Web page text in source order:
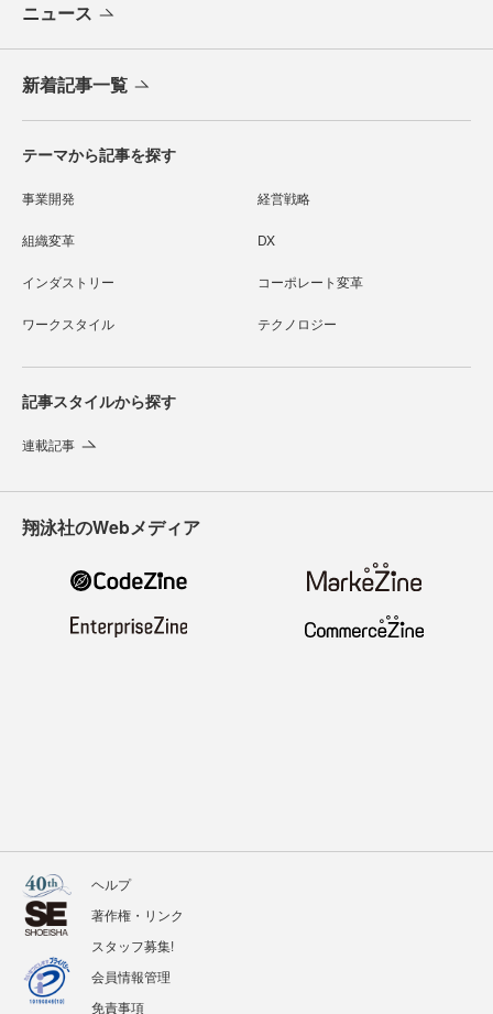
ニュース
新着記事一覧
テーマから記事を探す
事業開発 経営戦略
組織変革 DX
インダストリー コーポレート変革
ワークスタイル テクノロジー
記事スタイルから探す
連載記事
翔泳社のWebメディア
ヘルプ
著作権・リンク
スタッフ募集!
会員情報管理
免責事項